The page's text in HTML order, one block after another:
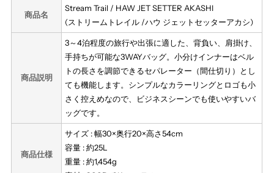
HAW
JET
SETTER
AKASHI
HAW
JET
SETTER
AKASHI
商品名
Stream Trail / HAW JET SETTER AKASHI
(ストリームトレイル /ハウ ジェットセッターアカシ)
商品説明
3～4泊程度の旅行や出張に適した、背負い、肩掛け、
手持ちが可能な3WAYバッグ。小分けインナーはベル
トの長さを調節できるセパレーター（間仕切り）とし
ても機能します。シンプルなカラーリングとロゴも小
さく控えめなので、ビジネスシーンでも使いやすいバ
ッグです。
商品仕様
サイズ : 幅30×奥行20×高さ54cm
容量 : 約25L
重量 : 約1,454g